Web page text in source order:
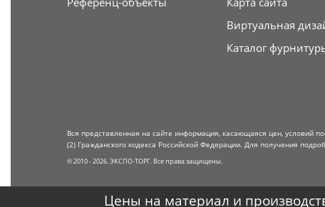
Виртуальная
Каталог
Вся представленная на сайте информация, касающаяся цен, условий
(2) Гражданского кодекса Российской Федерации. Для получения
© 2010 - 2026. ЭКСПО-ТОРГ. Все права защищены.
Цены на материал и